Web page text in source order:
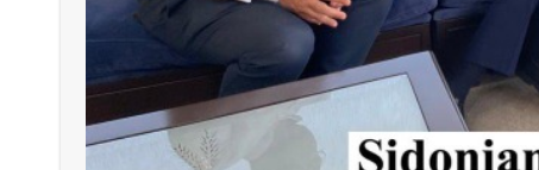
رجل الاعمال الاماراتي خلف الحبتور :
وإعلام إيراني: الاتّفاق مع عُمان مؤجّل ما دامت التهديدات مستمرّة